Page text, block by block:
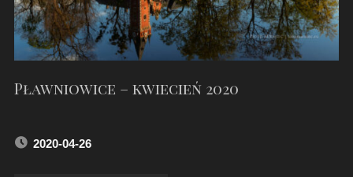
Pławniowice – kwiecień 2020
2020-04-26